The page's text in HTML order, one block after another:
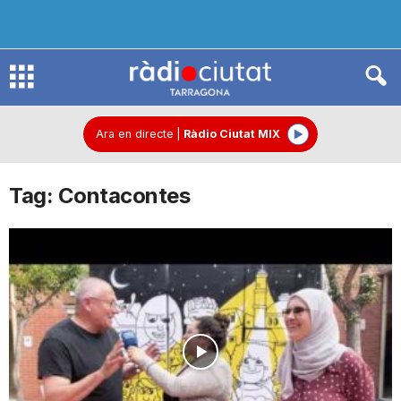
R
d
o
C
Ara en directe Ràdio Ciutat MIX
Tag: Contacontes